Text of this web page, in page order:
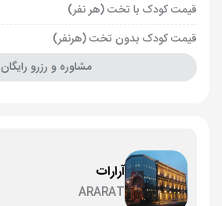
قیمت کودک با تخت (هر نفر)
قیمت کودک بدون تخت (هرنفر)
مشاوره و رزرو رایگان
آرارات
ARARAT